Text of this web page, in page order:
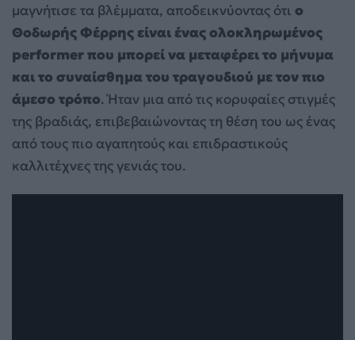
μαγνήτισε τα βλέμματα, αποδεικνύοντας ότι ο
Θοδωρής Φέρρης είναι ένας ολοκληρωμένος
performer που μπορεί να μεταφέρει το μήνυμα
και το συναίσθημα του τραγουδιού με τον πιο
άμεσο τρόπο. Ήταν μια από τις κορυφαίες στιγμές
της βραδιάς, επιβεβαιώνοντας τη θέση του ως ένας
από τους πιο αγαπητούς και επιδραστικούς
καλλιτέχνες της γενιάς του.